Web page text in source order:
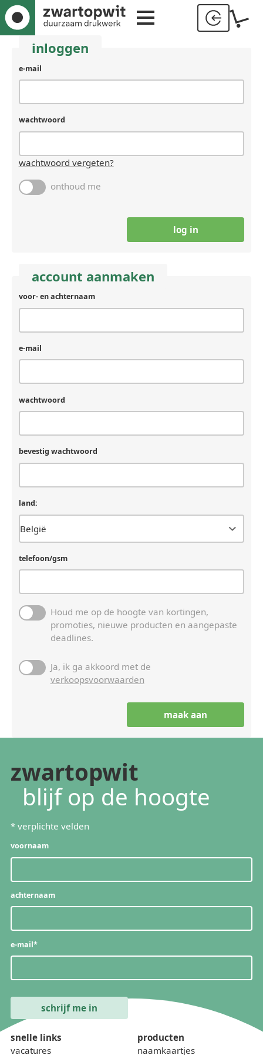
inloggen
gebruikersnaam
(laat
als
een
mens
e-mail
wachtwoord
wachtwoord vergeten?
onthoud me
account aanmaken
voor- en achternaam
e-mail
wachtwoord
bevestig wachtwoord
land:
telefoon/gsm
Houd me op de hoogte van kortingen,
promoties, nieuwe producten en aangepaste
deadlines.
Ja, ik ga akkoord met de
verkoopsvoorwaarden
zwartopwit
blijf op de hoogte
* verplichte velden
voornaam
achternaam
e-mail*
snelle links
vacatures
producten
naamkaartjes